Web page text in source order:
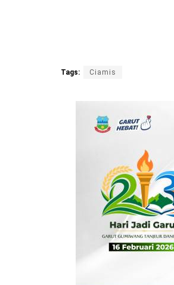
Tags: Ciamis